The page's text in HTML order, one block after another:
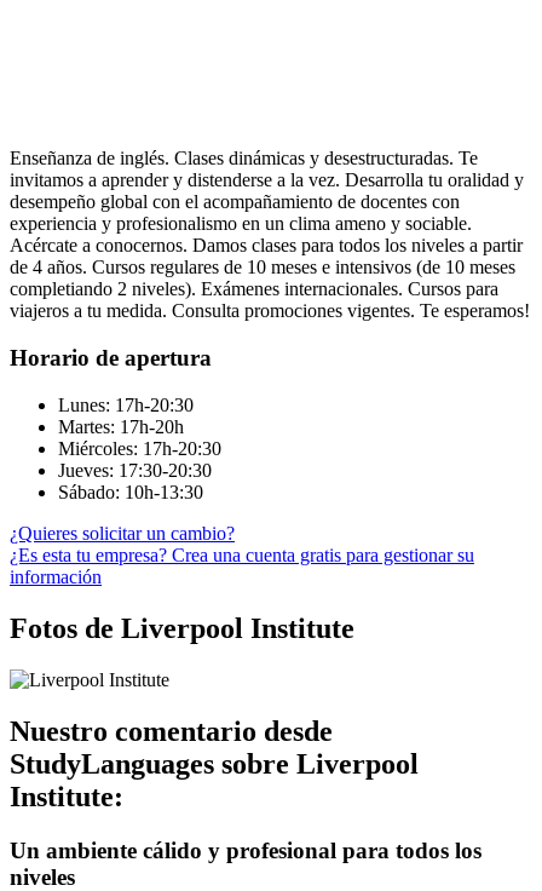
Enseñanza de inglés. Clases dinámicas y desestructuradas. Te
invitamos a aprender y distenderse a la vez. Desarrolla tu oralidad y
desempeño global con el acompañamiento de docentes con
experiencia y profesionalismo en un clima ameno y sociable.
Acércate a conocernos. Damos clases para todos los niveles a partir
de 4 años. Cursos regulares de 10 meses e intensivos (de 10 meses
completiando 2 niveles). Exámenes internacionales. Cursos para
viajeros a tu medida. Consulta promociones vigentes. Te esperamos!
Horario de apertura
Lunes: 17h-20:30
Martes: 17h-20h
Miércoles: 17h-20:30
Jueves: 17:30-20:30
Sábado: 10h-13:30
¿Quieres solicitar un cambio?
¿Es esta tu empresa? Crea una cuenta gratis para gestionar su
información
Fotos de Liverpool Institute
Nuestro comentario desde
StudyLanguages sobre Liverpool
Institute:
Un ambiente cálido y profesional para todos los
niveles